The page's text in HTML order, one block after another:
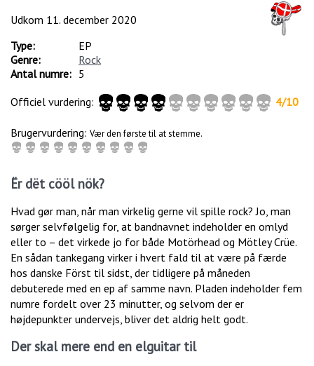
Udkom 11. december 2020
Type:
EP
Genre:
Rock
Antal numre: 5
Officiel vurdering:
4/10
Brugervurdering: Vær den første til at stemme.
Ër dët cööl nök?
Hvad gør man, når man virkelig gerne vil spille rock? Jo, man
sørger selvfølgelig for, at bandnavnet indeholder en omlyd
eller to – det virkede jo for både Motörhead og Mötley Crüe.
En sådan tankegang virker i hvert fald til at være på færde
hos danske Först til sidst, der tidligere på måneden
debuterede med en ep af samme navn. Pladen indeholder fem
numre fordelt over 23 minutter, og selvom der er
højdepunkter undervejs, bliver det aldrig helt godt.
Der skal mere end en elguitar til